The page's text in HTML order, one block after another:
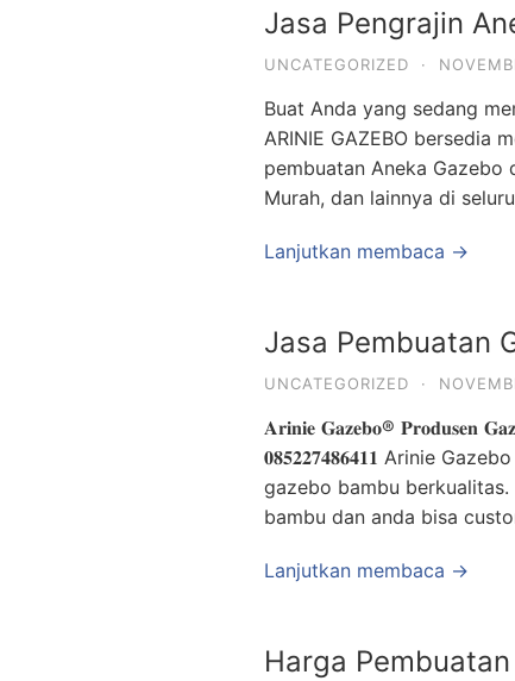
Jasa Pengrajin
UNCATEGORIZED ·
Buat Anda yang sedang
ARINIE GAZEBO bersedia
pembuatan Aneka
Murah, dan lainnya di
Lanjutkan membaca →
Jasa Pembuatan
UNCATEGORIZED ·
𝐀𝐫𝐢𝐧𝐢𝐞 𝐆𝐚𝐳𝐞𝐛𝐨® 𝐏𝐫𝐨𝐝𝐮𝐬𝐞𝐧
𝟎𝟖𝟓𝟐𝟐𝟕𝟒𝟖𝟔𝟒𝟏𝟏 Arinie
gazebo bambu berkualitas.
bambu dan anda bisa
Lanjutkan membaca →
Harga